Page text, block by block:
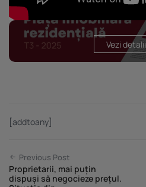
Vezi detalii
[addtoany]
Previous Post
Proprietarii, mai puțin
dispuși să negocieze prețul.